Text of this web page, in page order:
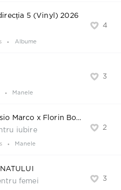
4
5 (Vinyl) 2026
Albume
3
Manele
2
Dan Manele x Alessio Marco x Florin Bora
iubire
Manele
3
femei